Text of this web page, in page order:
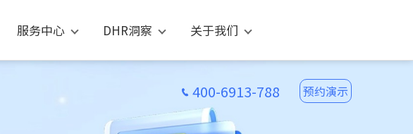
服务中心 DHR洞察 关于我们
400-6913-788 预约演示